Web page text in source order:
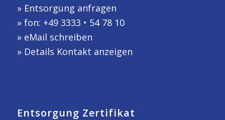
» Entsorgung anfragen
» fon: +49 3333 • 54 78 10
» eMail schreiben
» Details Kontakt anzeigen
Entsorgung Zertifikat